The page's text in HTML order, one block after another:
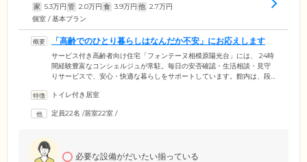
家 5.3万円 管 2.0万円 食 3.9万円 他 2.7万円
個室 / 基本プラン
「高齢でのひとり暮らしはなんだか不安」にお応えします
サービス付き高齢者向け住宅「フォンテーヌ相模原陽光台」には、 24時
間経験豊富なコンシェルジュが常駐。毎日の安否確認・生活相談・見守
りサービスで、安心・快適な暮らしをサポートしています。館内は、段
置しており、24時間いつでも連絡可能です。体調が急変しやすい夜間
ご提供しております。「高齢での一人暮らしはなんだか不安」「最近自
トイレ付き居室
定員22名 /居室22室 /
必要な設備がだいたい揃っている